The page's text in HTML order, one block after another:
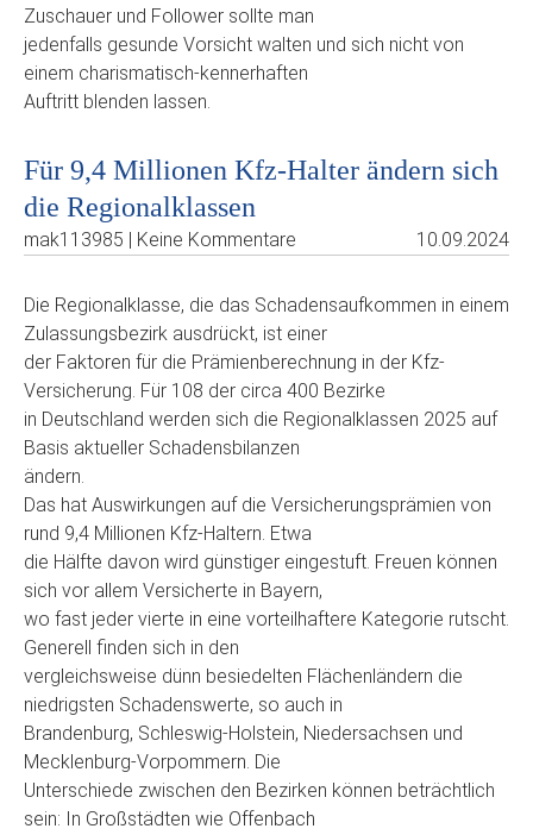
Zuschauer und Follower sollte man
jedenfalls gesunde Vorsicht walten und sich nicht von
einem charismatisch-kennerhaften
Auftritt blenden lassen.
Für 9,4 Millionen Kfz-Halter ändern sich
die Regionalklassen
mak113985 | Keine Kommentare 10.09.2024
Die Regionalklasse, die das Schadensaufkommen in einem
Zulassungsbezirk ausdrückt, ist einer
der Faktoren für die Prämienberechnung in der Kfz-
Versicherung. Für 108 der circa 400 Bezirke
in Deutschland werden sich die Regionalklassen 2025 auf
Basis aktueller Schadensbilanzen
ändern.
Das hat Auswirkungen auf die Versicherungsprämien von
rund 9,4 Millionen Kfz-Haltern. Etwa
die Hälfte davon wird günstiger eingestuft. Freuen können
sich vor allem Versicherte in Bayern,
wo fast jeder vierte in eine vorteilhaftere Kategorie rutscht.
Generell finden sich in den
vergleichsweise dünn besiedelten Flächenländern die
niedrigsten Schadenswerte, so auch in
Brandenburg, Schleswig-Holstein, Niedersachsen und
Mecklenburg-Vorpommern. Die
Unterschiede zwischen den Bezirken können beträchtlich
sein: In Großstädten wie Offenbach